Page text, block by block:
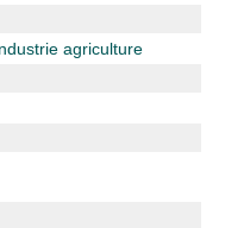
agriculture